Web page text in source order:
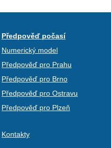
Předpověď počasí
Numerický model
Předpověď pro Prahu
Předpověď pro Brno
Předpověď pro Ostravu
Předpověď pro Plzeň
Kontakty